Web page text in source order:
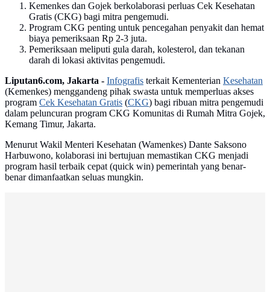
Kemenkes dan Gojek berkolaborasi perluas Cek Kesehatan
Gratis (CKG) bagi mitra pengemudi.
Program CKG penting untuk pencegahan penyakit dan hemat
biaya pemeriksaan Rp 2-3 juta.
Pemeriksaan meliputi gula darah, kolesterol, dan tekanan
darah di lokasi aktivitas pengemudi.
Liputan6.com, Jakarta - Infografis terkait Kementerian Kesehatan
(Kemenkes) menggandeng pihak swasta untuk memperluas akses
program Cek Kesehatan Gratis (CKG) bagi ribuan mitra pengemudi
dalam peluncuran program CKG Komunitas di Rumah Mitra Gojek,
Kemang Timur, Jakarta.
Menurut Wakil Menteri Kesehatan (Wamenkes) Dante Saksono
Harbuwono, kolaborasi ini bertujuan memastikan CKG menjadi
program hasil terbaik cepat (quick win) pemerintah yang benar-
benar dimanfaatkan seluas mungkin.